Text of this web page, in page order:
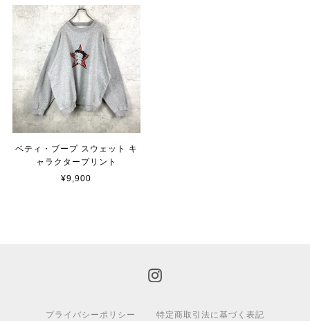
ベティ・ブープ スウェット キ
ャラクタープリント
¥9,900
プライバシーポリシー 特定商取引法に基づく表記